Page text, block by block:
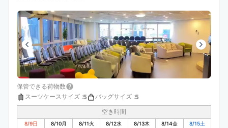
保管できる荷物数
スーツケースサイズ :5 バッグサイズ :5
空き時間
8/9日 8/10月 8/11火 8/12水 8/13木 8/14金 8/15土